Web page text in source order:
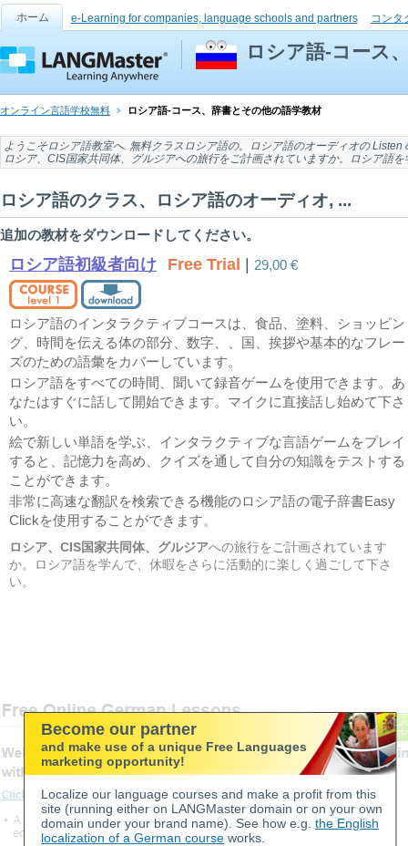
ホーム e-Learning for companies, language schools and partners コンタ
ロシア語-コース
オンライン言語学校無料 ロシア語-コース、辞書とその他の語学教材
ようこそロシア語教室へ. 無料クラスロシア語の。 ロシア語のオーディオのListen
ロシア、CIS国家共同体、グルジアへの旅行をご計画されていますか。ロシア語
ロシア語のクラス、ロシア語のオーディオ, ...
追加の教材をダウンロードしてください。
ロシア語初級者向け Free Trial 29,00 €
ロシア語のインタラクティブコースは、食品、塗料、ショッピン
グ、時間を伝える体の部分、数字、、国、挨拶や基本的なフレー
ズのための語彙をカバーしています。
ロシア語をすべての時間、聞いて録音ゲームを使用できます。あ
なたはすぐに話して開始できます。マイクに直接話し始めて下さ
い。
絵で新しい単語を学ぶ、インタラクティブな言語ゲームをプレイ
すると、記憶力を高め、クイズを通して自分の知識をテストする
ことができます。
非常に高速な翻訳を検索できる機能のロシア語の電子辞書Easy
Clickを使用することができます。
ロシア、CIS国家共同体、グルジアへの旅行をご計画されています
か。ロシア語を学んで、休暇をさらに活動的に楽しく過ごして下さ
い。
Become our partner
and make use of a unique Free Languages
marketing opportunity!
Localize our language courses and make a profit from this
site (running either on LANGMaster domain or on your own
domain under your brand name). See how e.g. the English
localization of a German course works.